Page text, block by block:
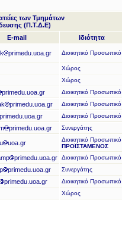
των Τμημάτων
(Π.Τ.Δ.Ε)
E-mail Ιδιότητα
primedu.uoa.gr Διοικητικό Προσωπικό
Χώρος
Χώρος
primedu.uoa.gr
Διοικητικό Προσωπικό
primedu.uoa.gr
Διοικητικό Προσωπικό
primedu.uoa.gr
Διοικητικό Προσωπικό
primedu.uoa.gr Συνεργάτης
uoa.gr
Διοικητικό Προσωπικό
ΠΡΟΪΣΤΑΜΕΝΟΣ
primedu.uoa.gr
Διοικητικό Προσωπικό
primedu.uoa.gr
Συνεργάτης
primedu.uoa.gr
Διοικητικό Προσωπικό
Χώρος